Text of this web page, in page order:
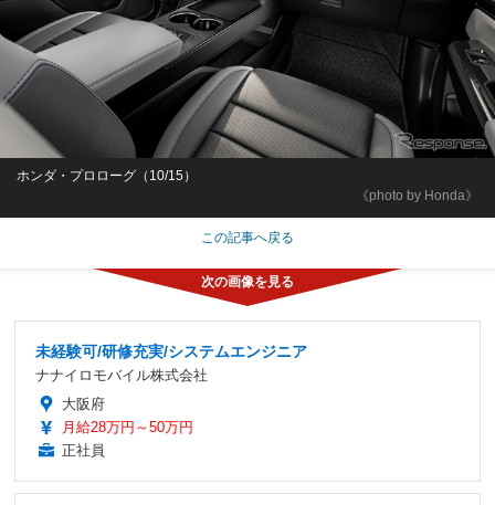
《photo by Honda》
ホンダ・プロローグ（10/15）
この記事へ戻る
未経験可/研修充実/システムエンジニア
ナナイロモバイル株式会社
大阪府
月給28万円～50万円
正社員